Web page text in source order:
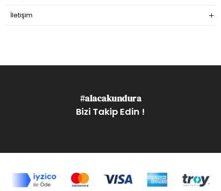
İletişim
#alacakundura
Bizi Takip Edin !